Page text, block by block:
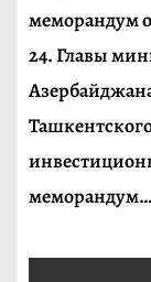
меморандум о
24. Главы
меморандум…